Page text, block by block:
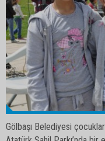
Gölbaşı Belediyesi çocuklar
Atatürk Sahil Parkı’nda bir